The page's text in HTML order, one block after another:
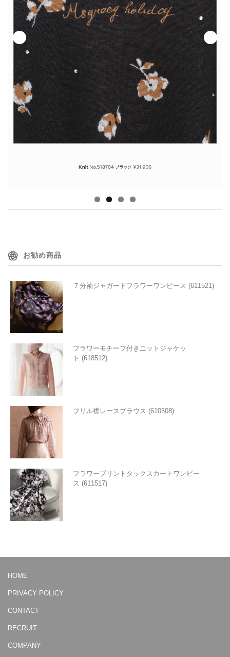
お勧め商品
７分袖ジャガードフラワーワンピース (611521)
フラワーモチーフ付きニットジャケッ
ト (618512)
フリル襟レースブラウス (610508)
フラワープリントタックスカートワンピー
ス (611517)
HOME
PRIVACY POLICY
CONTACT
RECRUIT
COMPANY